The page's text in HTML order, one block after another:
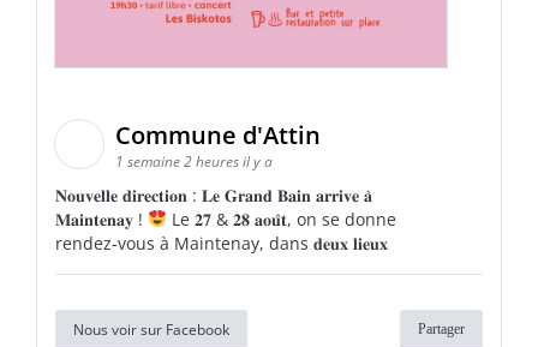
Commune d'Attin
1 semaine 2 heures il y a
𝐍𝐨𝐮𝐯𝐞𝐥𝐥𝐞 𝐝𝐢𝐫𝐞𝐜𝐭𝐢𝐨𝐧 : 𝐋𝐞 𝐆𝐫𝐚𝐧𝐝 𝐁𝐚𝐢𝐧 𝐚𝐫𝐫𝐢𝐯𝐞 𝐚̀
𝐌𝐚𝐢𝐧𝐭𝐞𝐧𝐚𝐲 !
Le 𝟐𝟕 & 𝟐𝟖 𝐚𝐨𝐮̂𝐭, on se donne
rendez-vous à Maintenay, dans 𝐝𝐞𝐮𝐱 𝐥𝐢𝐞𝐮𝐱
Nous voir sur Facebook Partager